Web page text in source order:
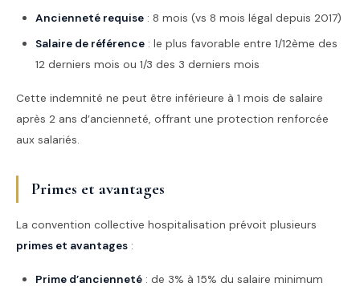
Ancienneté requise : 8 mois (vs 8 mois légal depuis 2017)
Salaire de référence : le plus favorable entre 1/12ème des
12 derniers mois ou 1/3 des 3 derniers mois
Cette indemnité ne peut être inférieure à 1 mois de salaire
après 2 ans d’ancienneté, offrant une protection renforcée
aux salariés.
Primes et avantages
La convention collective hospitalisation prévoit plusieurs
primes et avantages :
Prime d’ancienneté : de 3% à 15% du salaire minimum